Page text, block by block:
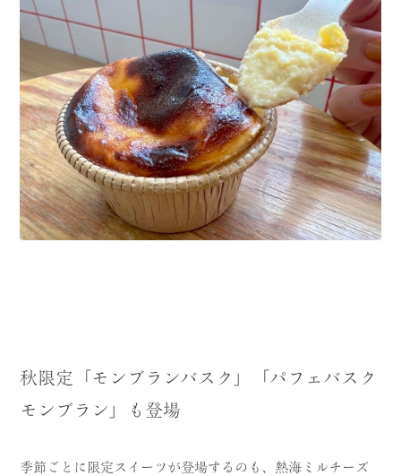
秋限定「モンブランバスク」「パフェバスク
モンブラン」も登場
季節ごとに限定スイーツが登場するのも、熱海ミルチーズ